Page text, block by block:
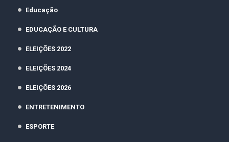
Educação
EDUCAÇÃO E CULTURA
ELEIÇÕES 2022
ELEIÇÕES 2024
ELEIÇÕES 2026
ENTRETENIMENTO
ESPORTE